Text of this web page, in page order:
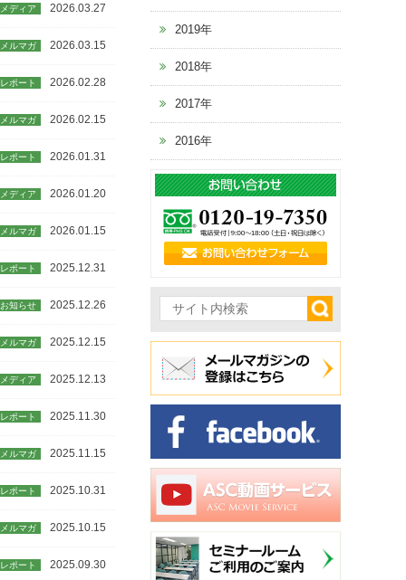
メディア 2026.03.27
メルマガ 2026.03.15
レポート 2026.02.28
メルマガ 2026.02.15
レポート 2026.01.31
メディア 2026.01.20
メルマガ 2026.01.15
レポート 2025.12.31
お知らせ 2025.12.26
メルマガ 2025.12.15
メディア 2025.12.13
レポート 2025.11.30
メルマガ 2025.11.15
レポート 2025.10.31
メルマガ 2025.10.15
レポート 2025.09.30
2019年
2018年
2017年
2016年